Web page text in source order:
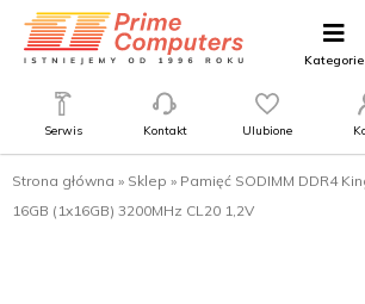
Kategorie
Serwis Kontakt Ulubione
Strona główna » Sklep » Pamięć SODIMM DDR4
16GB (1x16GB) 3200MHz CL20 1,2V